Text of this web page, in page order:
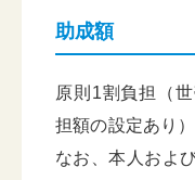
助成額
原則1割負担（
担額の設定あり）
なお、本人およ